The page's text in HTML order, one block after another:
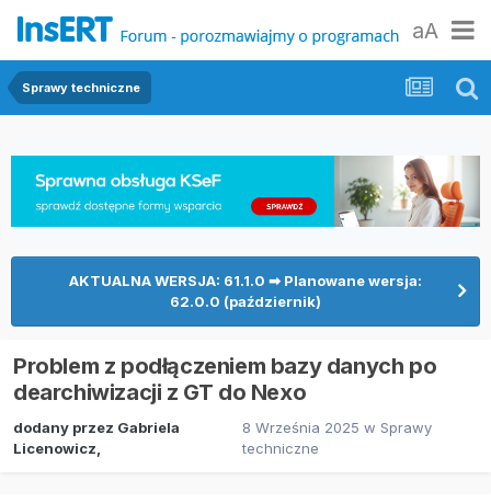
aA
Sprawy techniczne
AKTUALNA WERSJA: 61.1.0 ➡ Planowane wersja:
62.0.0 (październik)
Problem z podłączeniem bazy danych po
dearchiwizacji z GT do Nexo
dodany przez Gabriela
Licenowicz
8 Września 2025 wSprawy
techniczne